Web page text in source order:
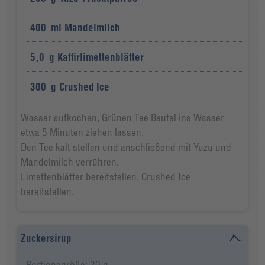
400 ml Mandelmilch
5,0 g Kaffirlimettenblätter
300 g Crushed Ice
Wasser aufkochen, Grünen Tee Beutel ins Wasser
etwa 5 Minuten ziehen lassen.
Den Tee kalt stellen und anschließend mit Yuzu und
Mandelmilch verrühren.
Limettenblätter bereitstellen. Crushed Ice
bereitstellen.
Zuckersirup